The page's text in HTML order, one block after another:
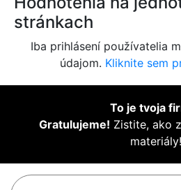
stránkach
Iba prihlásení používatelia
údajom. Kliknite sem
To je tvoja
Gratulujeme! Zistite, ako
materiály!